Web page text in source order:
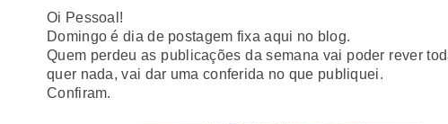
Oi Pessoal !
Domingo é dia de postagem fixa aqui no blog.
Quem perdeu as publicações da semana vai poder rever
quer nada, vai dar uma conferida no que publiquei.
Confiram.